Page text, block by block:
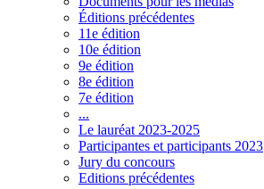
Éditions précédentes
11e édition
10e édition
9e édition
8e édition
7e édition
...
Le lauréat 2023-2025
Participantes et participants 2023
Jury du concours
Editions précédentes